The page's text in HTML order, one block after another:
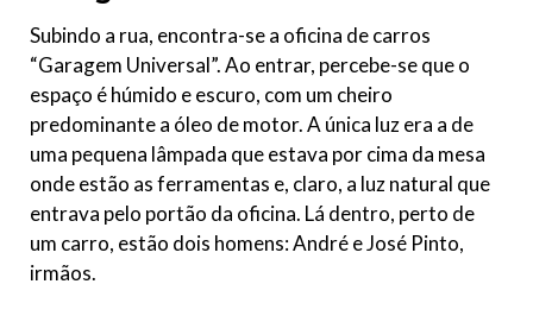
Subindo a rua, encontra-se a oficina de carros
“Garagem Universal”. Ao entrar, percebe-se que o
espaço é húmido e escuro, com um cheiro
predominante a óleo de motor. A única luz era a de
uma pequena lâmpada que estava por cima da mesa
onde estão as ferramentas e, claro, a luz natural que
entrava pelo portão da oficina. Lá dentro, perto de
um carro, estão dois homens: André e José Pinto,
irmãos.